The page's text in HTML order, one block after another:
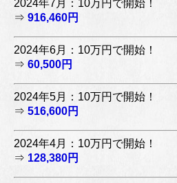
2024年7月：10万円で開始！
⇒ 916,460円
2024年6月：10万円で開始！
⇒ 60,500円
2024年5月：10万円で開始！
⇒ 516,600円
2024年4月：10万円で開始！
⇒ 128,380円